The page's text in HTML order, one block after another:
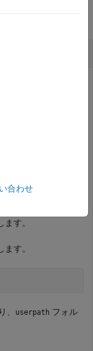
への保存
ファイルに保存
す。
す。
、 userpath フォル
合わせ